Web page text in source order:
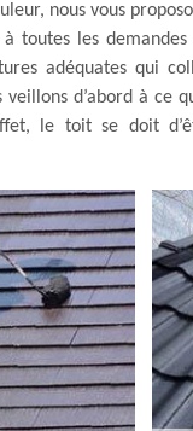
nous vous
toutes les
adéquates qui
veillons d’abord à
le toit se doit